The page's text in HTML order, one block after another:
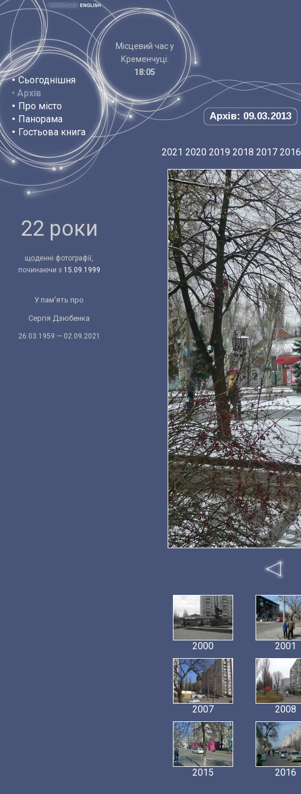
• Сьогоднішня
• Архів
• Про місто
• Панорама
• Гостьова книга
Місцевий час у
Кременчуці:
18:05
Архів: 09.03.2013
22 роки
щоденні фотографії,
починаючи з 15.09.1999
У пам'ять про
Сергія Дзюбенка
26.03.1959 — 02.09.2021
2021 2020 2019 2018 2017 2016
2000 2001
2007 2008
2015 2016